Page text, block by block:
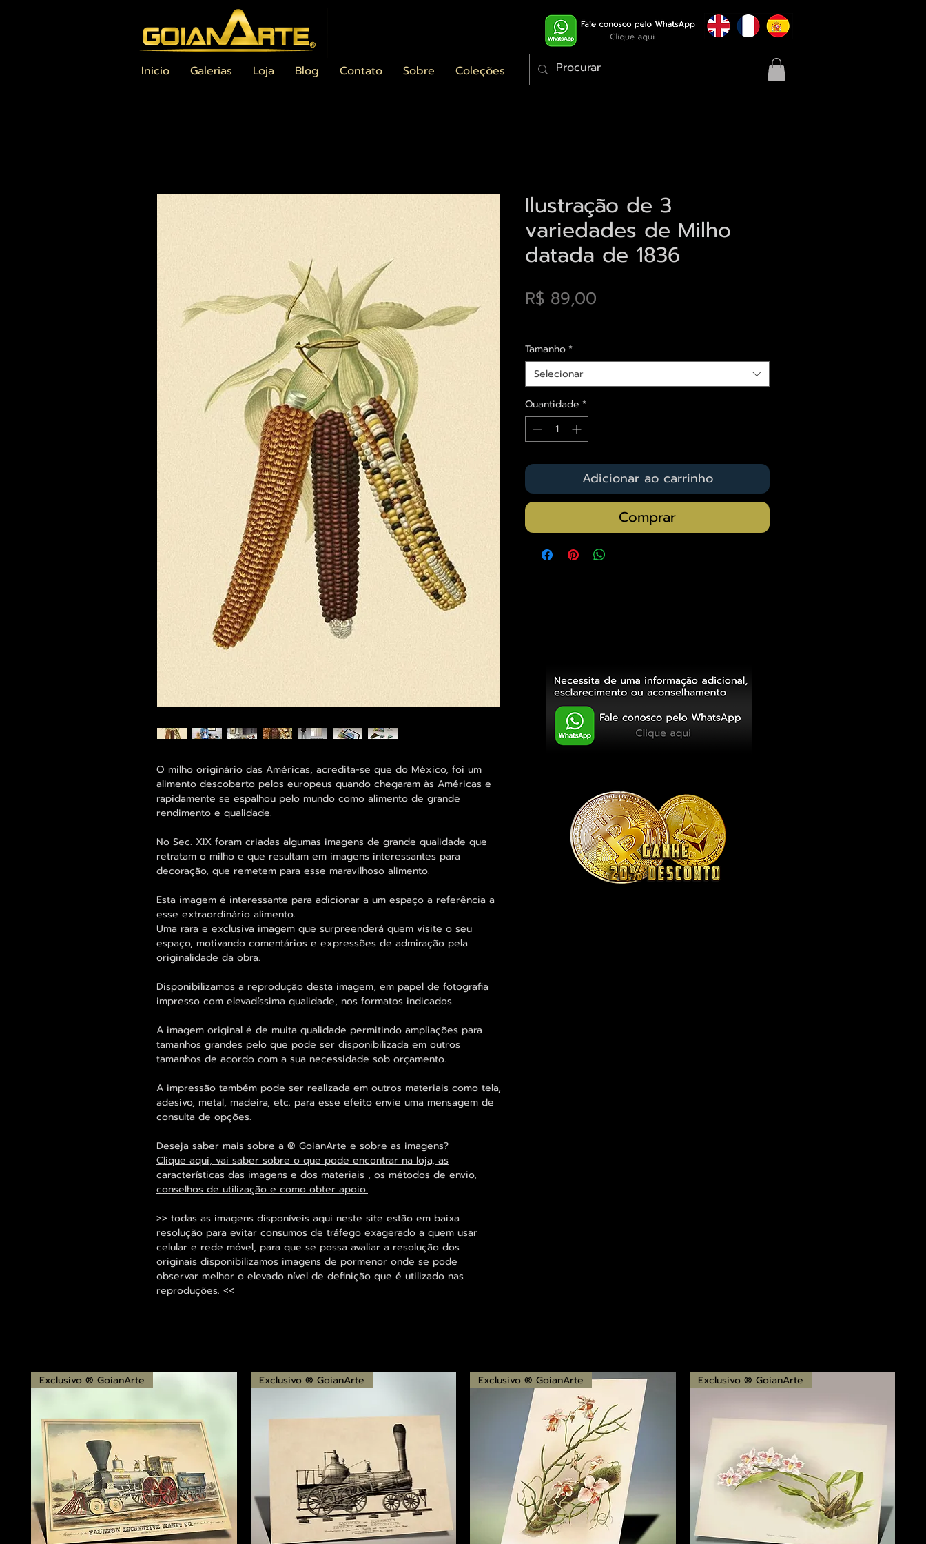
Inicio Galerias Loja Blog Contato Sobre Coleções
O milho originário das Américas, acredita-se que do Mèxico, foi um
alimento descoberto pelos europeus quando chegaram às Américas e
rapidamente se espalhou pelo mundo como alimento de grande
rendimento e qualidade.
No Sec. XIX foram criadas algumas imagens de grande qualidade que
retratam o milho e que resultam em imagens interessantes para
decoração, que remetem para esse maravilhoso alimento.
Esta imagem é interessante para adicionar a um espaço a referência a
esse extraordinário alimento.
Uma rara e exclusiva imagem que surpreenderá quem visite o seu
espaço, motivando comentários e expressões de admiração pela
originalidade da obra.
Disponibilizamos a reprodução desta imagem, em papel de fotografia
impresso com elevadíssima qualidade, nos formatos indicados.
A imagem original é de muita qualidade permitindo ampliações para
tamanhos grandes pelo que pode ser disponibilizada em outros
tamanhos de acordo com a sua necessidade sob orçamento.
A impressão também pode ser realizada em outros materiais como tela,
adesivo, metal, madeira, etc. para esse efeito envie uma mensagem de
consulta de opções.
Deseja saber mais sobre a ® GoianArte e sobre as imagens?
Clique aqui, vai saber sobre o que pode encontrar na loja, as
características das imagens e dos materiais , os métodos de envio,
conselhos de utilização e como obter apoio.
>> todas as imagens disponíveis aqui neste site estão em baixa
resolução para evitar consumos de tráfego exagerado a quem usar
celular e rede móvel, para que se possa avaliar a resolução dos
originais disponibilizamos imagens de pormenor onde se pode
observar melhor o elevado nível de definição que é utilizado nas
reproduções. <<
Ilustração de 3
variedades de Milho
datada de 1836
R$ 89,00
Tamanho*
Selecionar
Quantidade *
Adicionar ao carrinho
Comprar
Exclusivo ® GoianArte Exclusivo ® GoianArte Exclusivo ® GoianArte Exclusivo ® GoianArte